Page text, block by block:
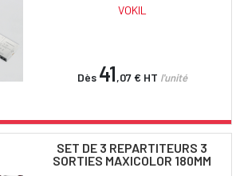
VOKIL
Dès 41,07 € HT l'unité
SET DE 3 REPARTITEURS 3
SORTIES MAXICOLOR 180MM